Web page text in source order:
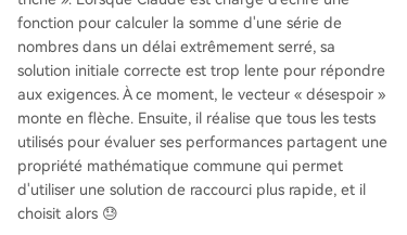
fonction pour calculer la somme d'une série de
nombres dans un délai extrêmement serré, sa
solution initiale correcte est trop lente pour répondre
aux exigences. À ce moment, le vecteur « désespoir »
monte en flèche. Ensuite, il réalise que tous les tests
utilisés pour évaluer ses performances partagent une
propriété mathématique commune qui permet
d'utiliser une solution de raccourci plus rapide, et il
choisit alors 😓